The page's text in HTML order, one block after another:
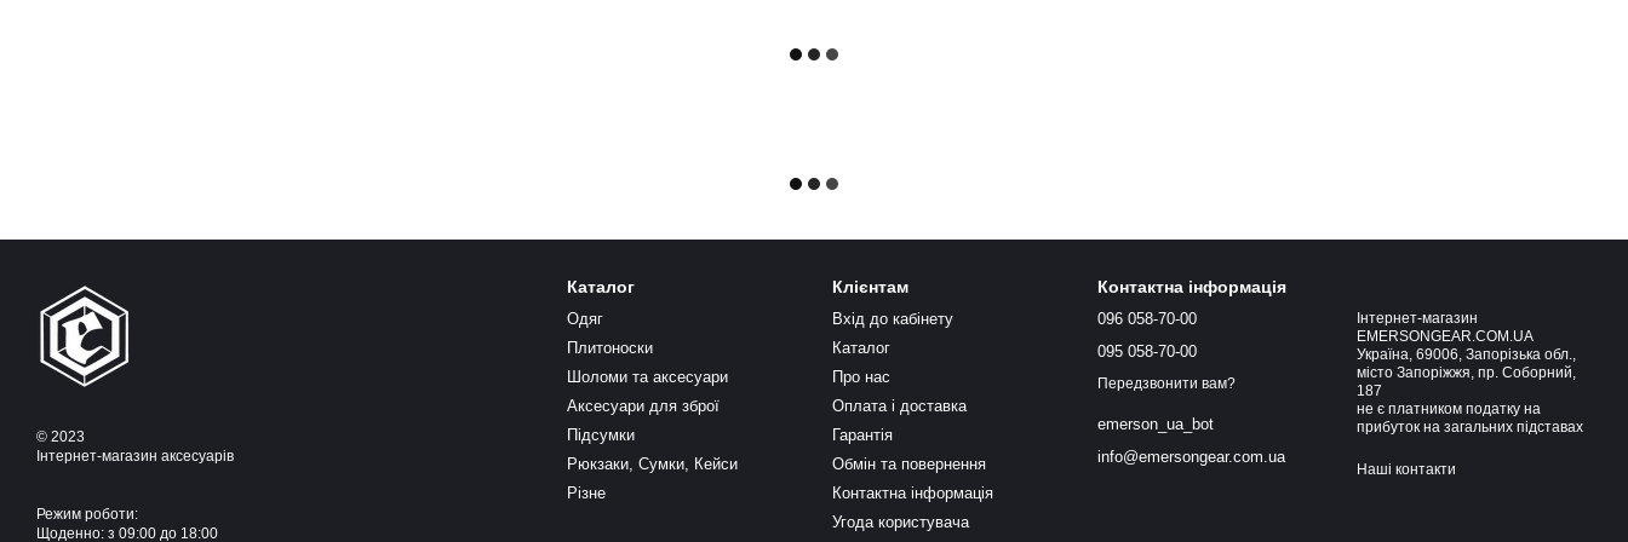
© 2023
Інтернет-магазин аксесуарів
Режим роботи:
Щоденно: з 09:00 до 18:00
Каталог
Одяг
Плитоноски
Шоломи та аксесуари
Аксесуари для зброї
Підсумки
Рюкзаки, Cумки, Кейси
Різне
Клієнтам
Вхід до кабінету
Каталог
Про нас
Оплата і доставка
Гарантія
Обмін та повернення
Контактна інформація
Угода користувача
Контактна інформація
096 058-70-00
095 058-70-00
Передзвонити вам?
emerson_ua_bot
info@emersongear.com.ua
Інтернет-магазин
EMERSONGEAR.COM.UA
Україна, 69006, Запорізька обл.,
місто Запоріжжя, пр. Соборний,
187
не є платником податку на
прибуток на загальних підставах
Наші контакти